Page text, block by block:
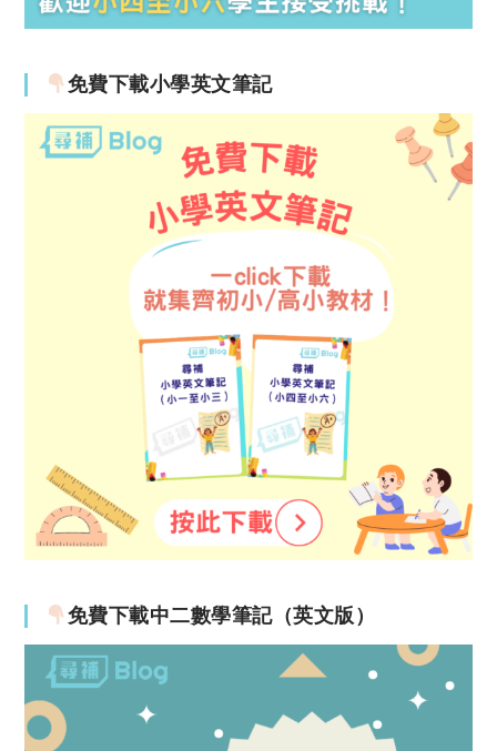
免費下載小學英文筆記
免費下載中二數學筆記（英文版）